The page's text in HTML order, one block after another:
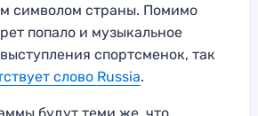
символом страны. Помимо
попало и музыкальное
спортсменок, так
слово Russia.